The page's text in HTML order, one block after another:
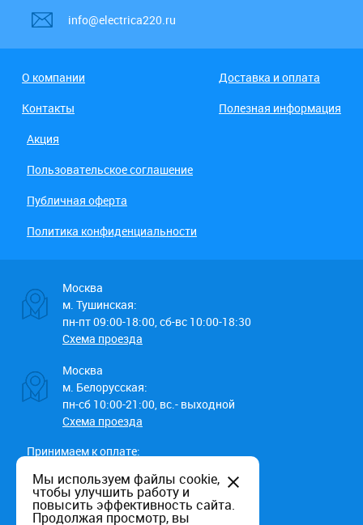
info@electrica220.ru
О компании
Доставка и оплата
Контакты
Полезная информация
Акция
Пользовательское соглашение
Публичная оферта
Политика конфиденциальности
Москва
м. Тушинская:
пн-пт 09:00-18:00, сб-вс 10:00-18:30
Схема проезда
Москва
м. Белорусская:
пн-сб 10:00-21:00, вс.- выходной
Схема проезда
Принимаем к оплате:
Мы используем файлы cookie,
чтобы улучшить работу и
повысить эффективность сайта.
Продолжая просмотр, вы